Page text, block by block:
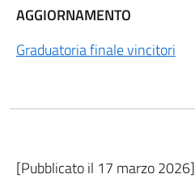
AGGIORNAMENTO
Graduatoria finale vincitori
[Pubblicato il 17 marzo 2026]